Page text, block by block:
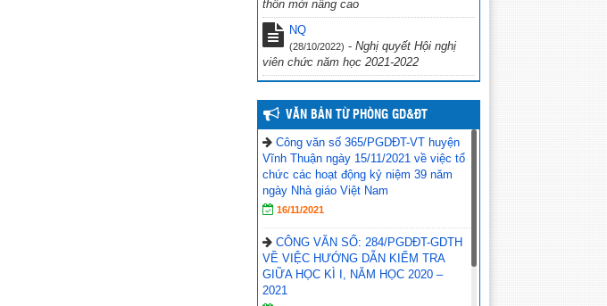
phó với bão số 4 năm 2022
Công văn số 234/PGDĐT, ngày 16
tháng 9 năm 2022 của phòng Giáo dục
và Đào tạo Vĩnh Thuận về việc hưởng
ứng “Ngày toàn dân phòng cháy và
chữa cháy” năm 2022. (19/09/2022)
thôn mới nâng cao
NQ
(28/10/2022) - Nghị quyết Hội nghị
viên chức năm học 2021-2022
VĂN BẢN TỪ PHÒNG GD&ĐT
Công văn số 365/PGDĐT-VT huyện
Vĩnh Thuận ngày 15/11/2021 về việc tổ
chức các hoạt động kỷ niệm 39 năm
ngày Nhà giáo Việt Nam
16/11/2021
CÔNG VĂN SỐ: 284/PGDĐT-GDTH
VỀ VIỆC HƯỚNG DẪN KIỂM TRA
GIỮA HỌC KÌ I, NĂM HỌC 2020 –
2021